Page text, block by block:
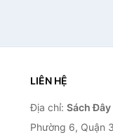
LIÊN HỆ
Địa chỉ: Sách Đây
Phường 6, Quận